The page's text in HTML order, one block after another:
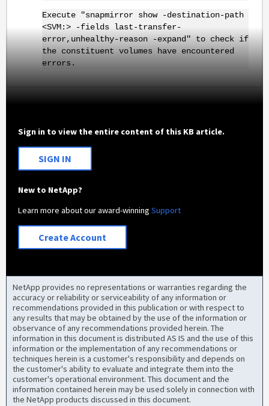
Execute "snapmirror show -destination-path
<SVM:> -fields last-transfer-
error,unhealthy-reason -expand" to check if
the constituent volumes have encountered
errors.
Sign in to view the entire content of this KB article.
SIGN IN
New to NetApp?
Learn more about our award-winningSupport
Create Account
NetApp provides no representations or warranties regarding the
accuracy or reliability or serviceability of any information or
recommendations provided in this publication or with respect to
any results that may be obtained by the use of the information or
observance of any recommendations provided herein. The
information in this document is distributed AS IS and the use of this
information or the implementation of any recommendations or
techniques herein is a customer's responsibility and depends on
the customer's ability to evaluate and integrate them into the
customer's operational environment. This document and the
information contained herein may be used solely in connection with
the NetApp products discussed in this document.